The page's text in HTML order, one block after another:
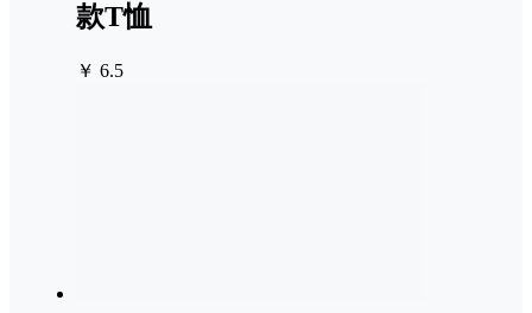
款T恤
￥ 6.5